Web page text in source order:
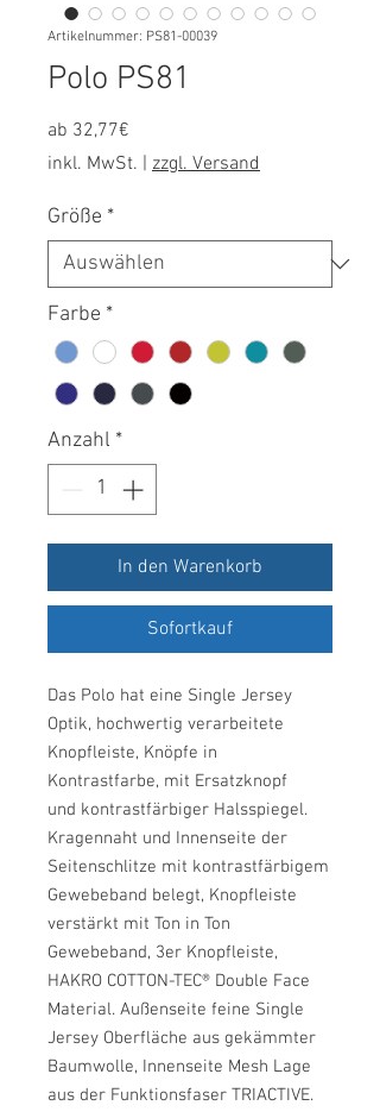
Artikelnummer: PS81-00039
Polo PS81
ab 32,77€
Preis
inkl. MwSt. zzgl. Versand
Größe *
Farbe *
Anzahl *
In den Warenkorb
Sofortkauf
Das Polo hat eine Single Jersey
Optik, hochwertig verarbeitete
Knopfleiste, Knöpfe in
Kontrastfarbe, mit Ersatzknopf
und kontrastfärbiger Halsspiegel.
Kragennaht und Innenseite der
Seitenschlitze mit kontrastfärbigem
Gewebeband belegt, Knopfleiste
verstärkt mit Ton in Ton
Gewebeband, 3er Knopfleiste,
HAKRO COTTON-TEC® Double Face
Material. Außenseite feine Single
Jersey Oberfläche aus gekämmter
Baumwolle, Innenseite Mesh Lage
aus der Funktionsfaser TRIACTIVE.